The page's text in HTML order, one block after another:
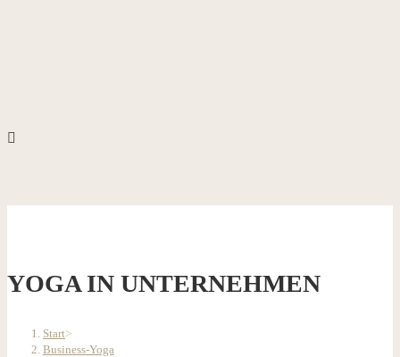
YOGA IN UNTERNEHMEN
Start>
Business-Yoga